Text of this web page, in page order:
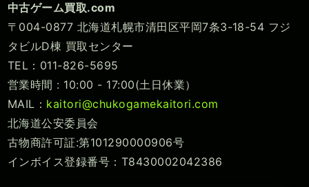
中古ゲーム買取.com
〒004-0877 北海道札幌市清田区平岡7条3-18-54 フジ
タビルD棟 買取センター
TEL：011-826-5695
営業時間 : 10:00 - 17:00(土日休業）
MAIL： kaitori@chukogamekaitori.com
北海道公安委員会
古物商許可証:第101290000906号
インボイス登録番号：T8430002042386